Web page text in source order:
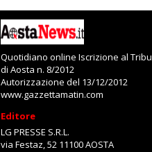
Quotidiano online Iscrizione al
di Aosta n. 8/2012
Autorizzazione del 13/12/2012
www.gazzettamatin.com
Editore
LG PRESSE S.R.L.
via Festaz, 52 11100 AOSTA